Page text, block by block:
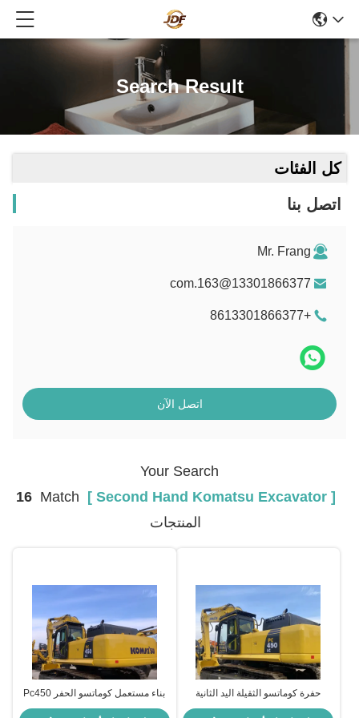
Search Result
كل الفئات
اتصل بنا
Mr. Frang
13301866377@163.com
+8613301866377
اتصل الآن
Your Search
[ Second Hand Komatsu Excavator ]
16
المنتجات
حفرة كوماتسو الثقيلة اليد الثانية
PC450
بناء مستعمل كوماتسو الحفر Pc450
الحفرة الزحفية المصغرة يد ثانية